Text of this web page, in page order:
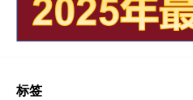
标签